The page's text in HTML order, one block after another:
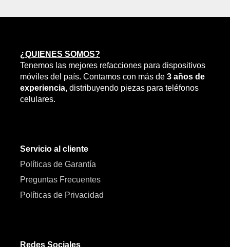
¿QUIENES SOMOS?
Tenemos las mejores refacciones para dispositivos
móviles del país. Contamos con más de 3 años de
experiencia, distribuyendo piezas para teléfonos
celulares.
Servicio al cliente
Políticas de Garantía
Preguntas Frecuentes
Políticas de Privacidad
Redes Sociales